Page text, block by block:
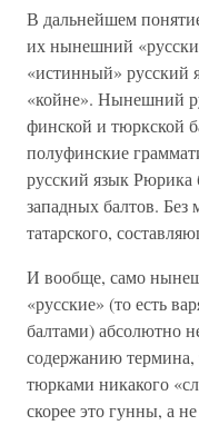
В дальнейшем
их нынешний
«истинный» русский
«койне». Нынешний
финской и тюркской
полуфинские
русский язык
западных балтов.
татарского,
И вообще, само
«русские» (то есть
балтами) абсолютно
содержанию термина,
тюрками никакого
скорее это гунны, а